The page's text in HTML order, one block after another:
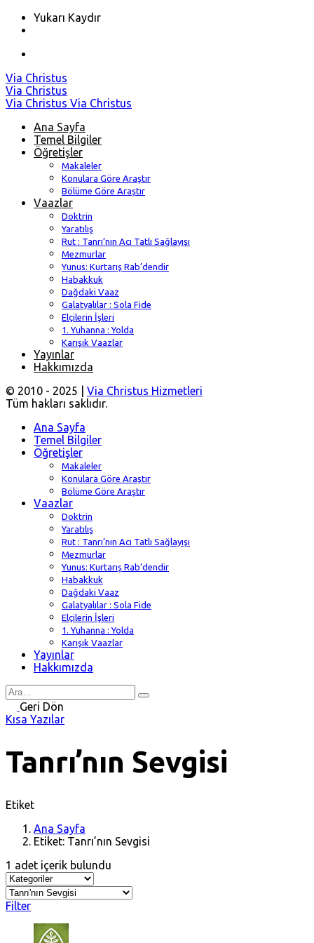
Yukarı Kaydır
Skip
to
content
Via Christus
Via Christus
Via Christus Via Christus
Ana Sayfa
Temel Bilgiler
Öğretişler
Makaleler
Konulara Göre Araştır
Bölüme Göre Araştır
Vaazlar
Doktrin
Yaratılış
Rut : Tanrı’nın Acı Tatlı Sağlayışı
Mezmurlar
Yunus: Kurtarış Rab’dendir
Habakkuk
Dağdaki Vaaz
Galatyalılar : Sola Fide
Elçilerin İşleri
1. Yuhanna : Yolda
Karışık Vaazlar
Yayınlar
Hakkımızda
© 2010 - 2025 | Via Christus Hizmetleri
Tüm hakları saklıdır.
Ana Sayfa
Temel Bilgiler
Öğretişler
Makaleler
Konulara Göre Araştır
Bölüme Göre Araştır
Vaazlar
Doktrin
Yaratılış
Rut : Tanrı’nın Acı Tatlı Sağlayışı
Mezmurlar
Yunus: Kurtarış Rab’dendir
Habakkuk
Dağdaki Vaaz
Galatyalılar : Sola Fide
Elçilerin İşleri
1. Yuhanna : Yolda
Karışık Vaazlar
Yayınlar
Hakkımızda
Search
forGeri Dön
Kısa Yazılar
Tanrı’nın Sevgisi
Etiket
Ana Sayfa
Etiket: Tanrı’nın Sevgisi
1 adet içerik bulundu
Filter